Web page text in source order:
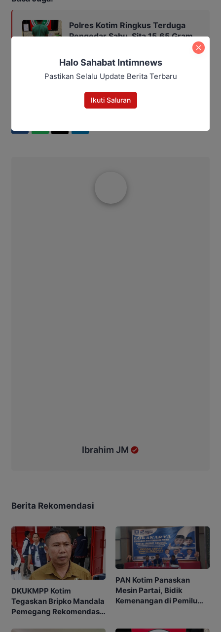
Polres Kotim Ringkus Terduga
Pengedar Sabu, Sita 15,65 Gram
Ibrahim JM
Berita Rekomendasi
DKUKMPP Kotim
Tegaskan Bripko Mandala
Pemegang Rekomendasi
PAN Kotim Panaskan
Mesin Partai, Bidik
Kemenangan di Pemilu
Halo Sahabat Intimnews
Pastikan Selalu Update Berita Terbaru
Ikuti Saluran